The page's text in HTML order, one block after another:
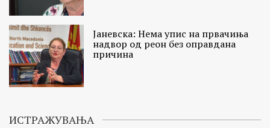
Јаневска: Нема упис на првачиња
надвор од реон без оправдана
причина
ИСТРАЖУВАЊА